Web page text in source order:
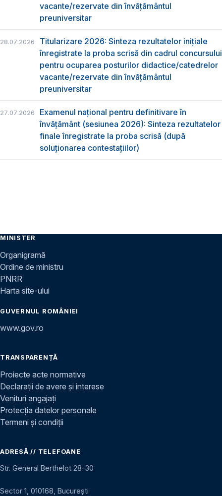
vacante/rezervate din învăţământul
preuniversitar
28.07.2026
Titularizare 2026: Sinteza rezultatelor inițiale
înregistrate la proba scrisă din cadrul concursului
pentru ocuparea posturilor didactice/catedrelor
vacante/rezervate din învăţământul
preuniversitar
27.07.2026
Examenul național pentru definitivare în
învățământ (sesiunea 2026): Sinteza rezultatelor
finale înregistrate la proba scrisă (după
soluționarea contestațiilor)
MINISTER
Organigramă
Ordine de ministru
PNRR
Harta site-ului
GUVERNUL ROMÂNIEI
www.gov.ro
TRANSPARENȚĂ
Proiecte acte normative
Declarații de avere și interese
Venituri angajați
Protecția datelor personale
Termeni și condiții
ADRESĂ // TELEFOANE
Str. General Berthelot 28–30
Sector 1, 010168, București